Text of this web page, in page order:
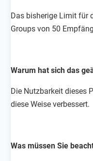
Das bisherige Limit für
Groups von 50
Warum hat sich das
Die Nutzbarkeit dieses
diese Weise verbessert.
Was müssen Sie